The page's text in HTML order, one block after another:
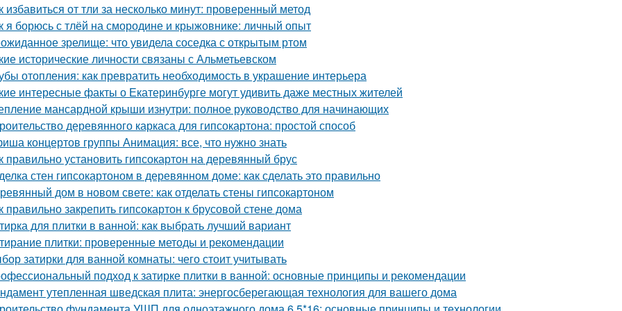
избавиться от тли за несколько минут: проверенный метод
я борюсь с тлёй на смородине и крыжовнике: личный опыт
зрелище: что увидела соседка с открытым ртом
исторические личности связаны с Альметьевском
отопления: как превратить необходимость в украшение интерьера
интересные факты о Екатеринбурге могут удивить даже местных жителей
мансардной крыши изнутри: полное руководство для начинающих
деревянного каркаса для гипсокартона: простой способ
концертов группы Анимация: все, что нужно знать
правильно установить гипсокартон на деревянный брус
стен гипсокартоном в деревянном доме: как сделать это правильно
дом в новом свете: как отделать стены гипсокартоном
правильно закрепить гипсокартон к брусовой стене дома
для плитки в ванной: как выбрать лучший вариант
плитки: проверенные методы и рекомендации
затирки для ванной комнаты: чего стоит учитывать
подход к затирке плитки в ванной: основные принципы и рекомендации
утепленная шведская плита: энергосберегающая технология для вашего дома